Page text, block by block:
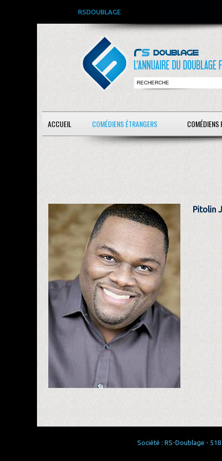
RSDOUBLAGE
ACCUEIL COMÉDIENS ÉTRANGERS COMÉDIENS
Pitolin
Société : RS-Doublage - 518